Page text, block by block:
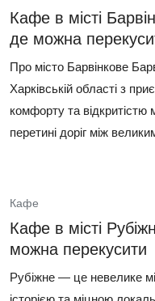
Кафе в місті
де можна
Про місто Барвінкове
Харківській області з
комфорту та відкритістю
перетині доріг між
Кафе
Кафе в місті
можна перекусити
Рубіжне — це невелике